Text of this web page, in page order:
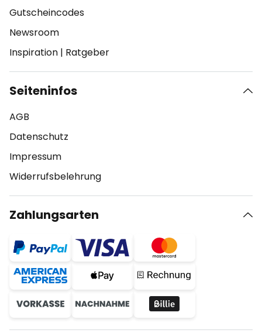
Gutscheincodes
Newsroom
Inspiration | Ratgeber
Seiteninfos
AGB
Datenschutz
Impressum
Widerrufsbelehrung
Zahlungsarten